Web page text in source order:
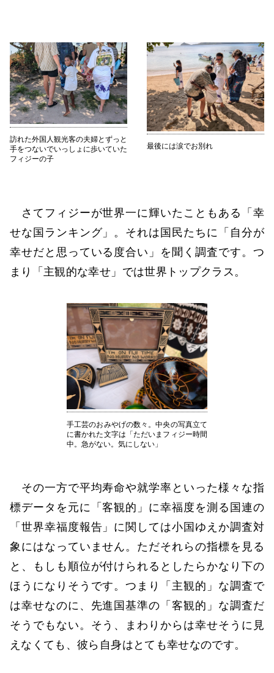
訪れた外国人観光客の夫婦とずっと
手をつないでいっしょに歩いていた
フィジーの子
最後には涙でお別れ
さてフィジーが世界一に輝いたこともある「幸
せな国ランキング」。それは国民たちに「自分が
幸せだと思っている度合い」を聞く調査です。つ
まり「主観的な幸せ」では世界トップクラス。
手工芸のおみやげの数々。中央の写真立て
に書かれた文字は「ただいまフィジー時間
中。急がない。気にしない」
その一方で平均寿命や就学率といった様々な指
標データを元に「客観的」に幸福度を測る国連の
「世界幸福度報告」に関しては小国ゆえか調査対
象にはなっていません。ただそれらの指標を見る
と、もしも順位が付けられるとしたらかなり下の
ほうになりそうです。つまり「主観的」な調査で
は幸せなのに、先進国基準の「客観的」な調査だ
そうでもない。そう、まわりからは幸せそうに見
えなくても、彼ら自身はとても幸せなのです。